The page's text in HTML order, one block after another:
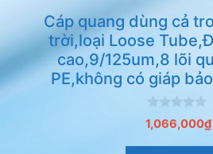
Cáp quang dùng cả
trời,loại Loose
cao,9/125um,8 lõi
PE,không có giáp
0
n
1,066,000₫